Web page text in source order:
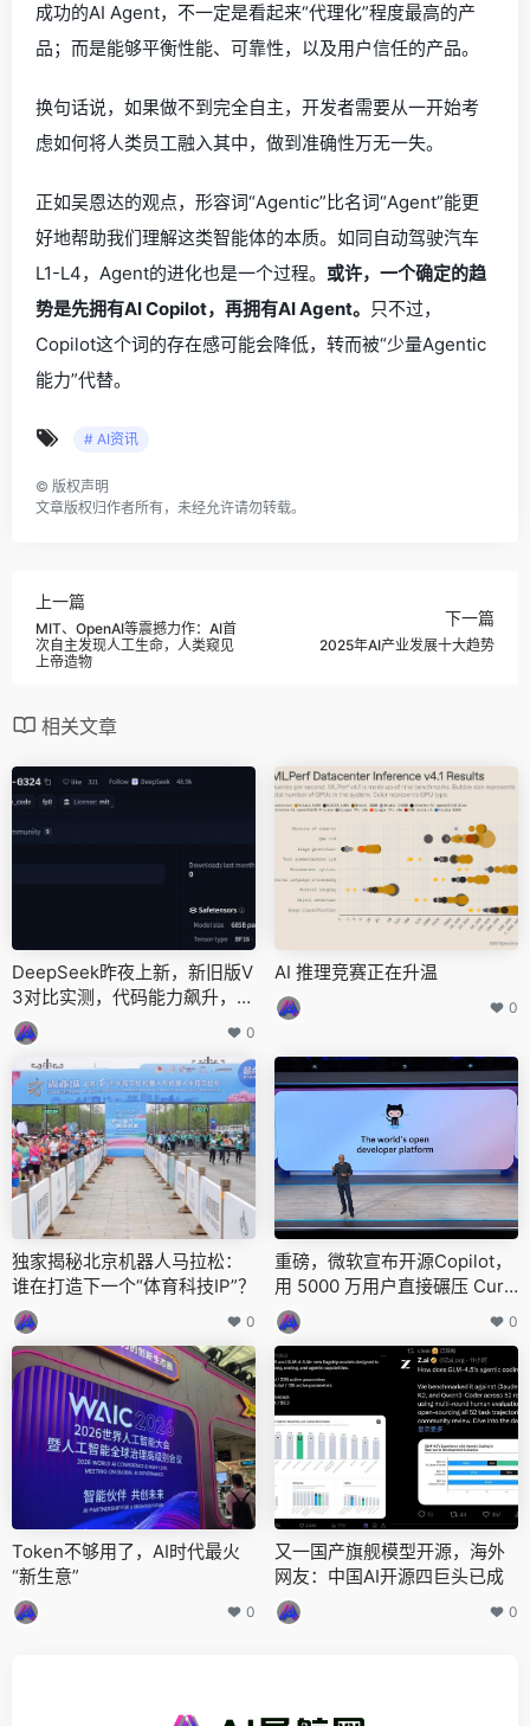
成功的AI Agent，不一定是看起来“代理化”程度最高的产
品；而是能够平衡性能、可靠性，以及用户信任的产品。
换句话说，如果做不到完全自主，开发者需要从一开始考
虑如何将人类员工融入其中，做到准确性万无一失。
正如吴恩达的观点，形容词“Agentic”比名词“Agent”能更
好地帮助我们理解这类智能体的本质。如同自动驾驶汽车
L1-L4，Agent的进化也是一个过程。 或许，一个确定的趋
势是先拥有AI Copilot，再拥有AI Agent。 只不过，
Copilot这个词的存在感可能会降低，转而被“少量Agentic
能力”代替。
# AI资讯
© 版权声明
文章版权归作者所有，未经允许请勿转载。
上一篇
MIT、OpenAI等震撼力作：AI首
次自主发现人工生命，人类窥见
上帝造物
下一篇
2025年AI产业发展十大趋势
相关文章
DeepSeek昨夜上新，新旧版V
3对比实测，代码能力飙升，震
惊海外用户
0
AI 推理竞赛正在升温
0
独家揭秘北京机器人马拉松：
谁在打造下一个“体育科技IP”？
0
重磅，微软宣布开源Copilot，
用 5000 万用户直接碾压 Curs
or和Windsurf？
0
Token不够用了，AI时代最火
“新生意”
0
又一国产旗舰模型开源，海外
网友：中国AI开源四巨头已成
0